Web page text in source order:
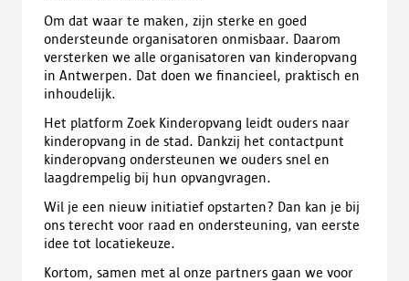
Om dat waar te maken, zijn sterke en goed
ondersteunde organisatoren onmisbaar. Daarom
versterken we alle organisatoren van kinderopvang
in Antwerpen. Dat doen we financieel, praktisch en
inhoudelijk.
Het platform Zoek Kinderopvang leidt ouders naar
kinderopvang in de stad. Dankzij het contactpunt
kinderopvang ondersteunen we ouders snel en
laagdrempelig bij hun opvangvragen.
Wil je een nieuw initiatief opstarten? Dan kan je bij
ons terecht voor raad en ondersteuning, van eerste
idee tot locatiekeuze.
Kortom, samen met al onze partners gaan we voor